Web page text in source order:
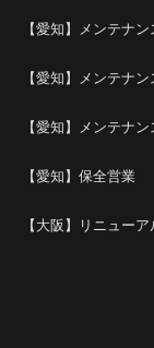
【愛知】メンテナン
【愛知】メンテナン
【愛知】メンテナン
【愛知】保全営業
【大阪】リニュー